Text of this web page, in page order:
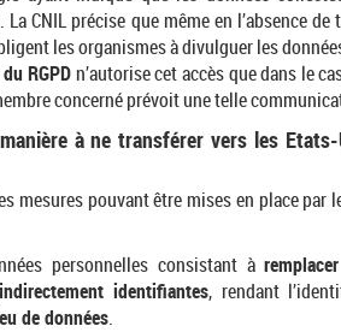
. La CNIL précise que même en l’absence
les organismes à divulguer les
RGPD n’autorise cet accès que dans le
concerné prévoit une telle
à ne transférer vers les
mesures pouvant être mises en place par
personnelles consistant à
identifiantes, rendant
de données.